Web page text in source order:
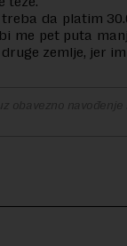
da platim
me pet puta
zemlje, jer
obavezno